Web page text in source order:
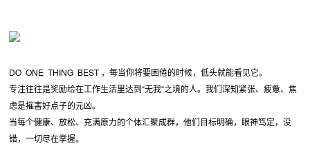
DO ONE THING BEST ，每当你将要困倦的时候，低头就能看见它。
专注往往是奖励给在工作生活里达到“无我“之境的人。我们深知紧张、疲惫、焦
虑是摧害好点子的元凶。
当每个健康、放松、充满原力的个体汇聚成群，他们目标明确，眼神笃定，没
错，一切尽在掌握。